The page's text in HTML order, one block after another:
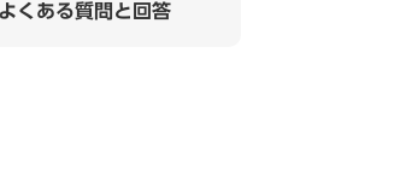
よくある質問と回答